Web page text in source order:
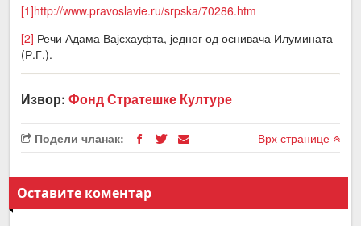
[1]http://www.pravoslavie.ru/srpska/70286.htm
[2] Речи Адама Вајсхауфта, једног од оснивача Илумината
(Р.Г.).
Извор:Фонд Стратешке Културе
Подели чланак: Врх странице
Оставите коментар